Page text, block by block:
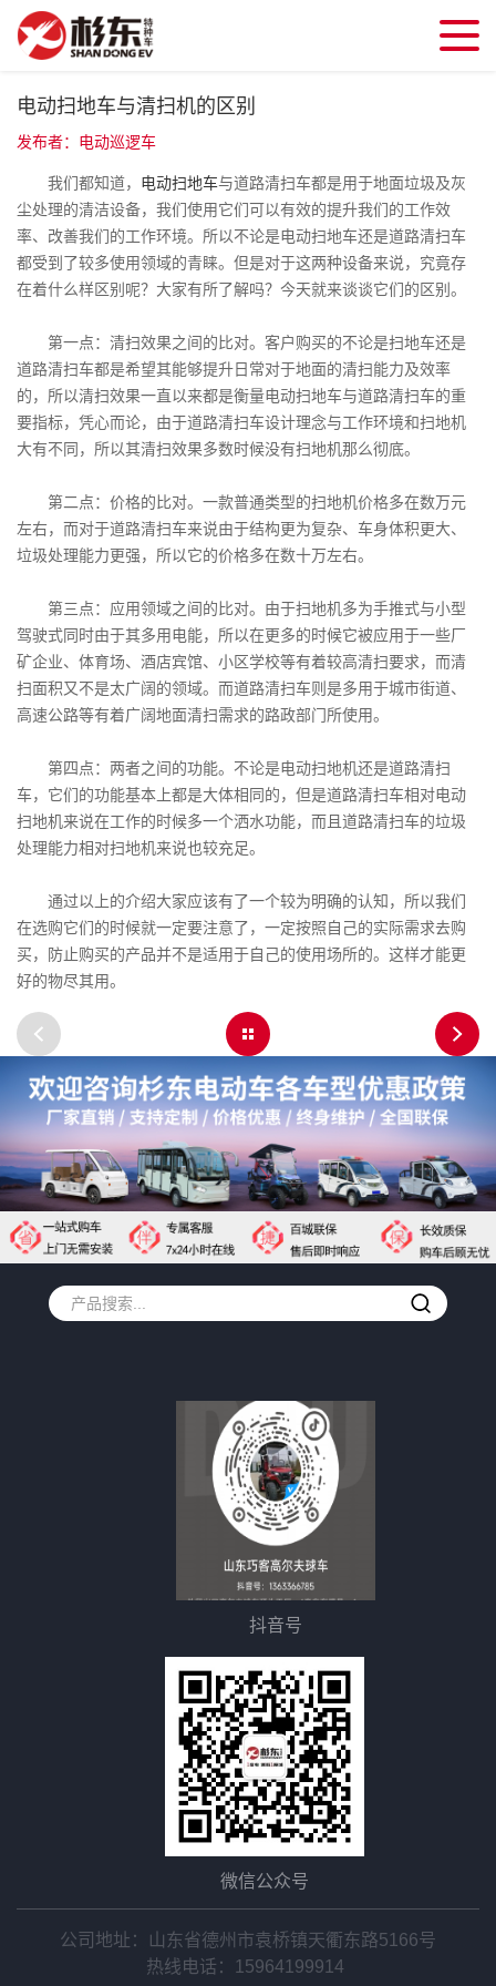
电动扫地车与清扫机的区别
发布者：电动巡逻车
我们都知道， 电动扫地车与道路清扫车都是用于地面垃圾及灰
尘处理的清洁设备，我们使用它们可以有效的提升我们的工作效
率、改善我们的工作环境。所以不论是电动扫地车还是道路清扫车
都受到了较多使用领域的青睐。但是对于这两种设备来说，究竟存
在着什么样区别呢？大家有所了解吗？今天就来谈谈它们的区别。
第一点：清扫效果之间的比对。客户购买的不论是扫地车还是
道路清扫车都是希望其能够提升日常对于地面的清扫能力及效率
的，所以清扫效果一直以来都是衡量电动扫地车与道路清扫车的重
要指标，凭心而论，由于道路清扫车设计理念与工作环境和扫地机
大有不同，所以其清扫效果多数时候没有扫地机那么彻底。
第二点：价格的比对。一款普通类型的扫地机价格多在数万元
左右，而对于道路清扫车来说由于结构更为复杂、车身体积更大、
垃圾处理能力更强，所以它的价格多在数十万左右。
第三点：应用领域之间的比对。由于扫地机多为手推式与小型
驾驶式同时由于其多用电能，所以在更多的时候它被应用于一些厂
矿企业、体育场、酒店宾馆、小区学校等有着较高清扫要求，而清
扫面积又不是太广阔的领域。而道路清扫车则是多用于城市街道、
高速公路等有着广阔地面清扫需求的路政部门所使用。
第四点：两者之间的功能。不论是电动扫地机还是道路清扫
车，它们的功能基本上都是大体相同的，但是道路清扫车相对电动
扫地机来说在工作的时候多一个洒水功能，而且道路清扫车的垃圾
处理能力相对扫地机来说也较充足。
通过以上的介绍大家应该有了一个较为明确的认知，所以我们
在选购它们的时候就一定要注意了，一定按照自己的实际需求去购
买，防止购买的产品并不是适用于自己的使用场所的。这样才能更
好的物尽其用。
抖音号
微信公众号
公司地址：山东省德州市袁桥镇天衢东路5166号
热线电话：
15964199914